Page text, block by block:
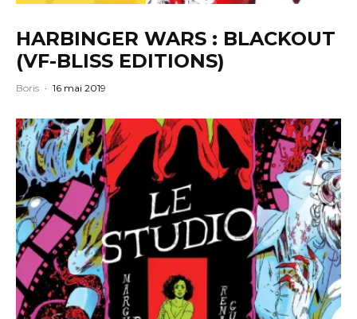
HARBINGER WARS : BLACKOUT
(VF-BLISS EDITIONS)
Boris · 16 mai 2019